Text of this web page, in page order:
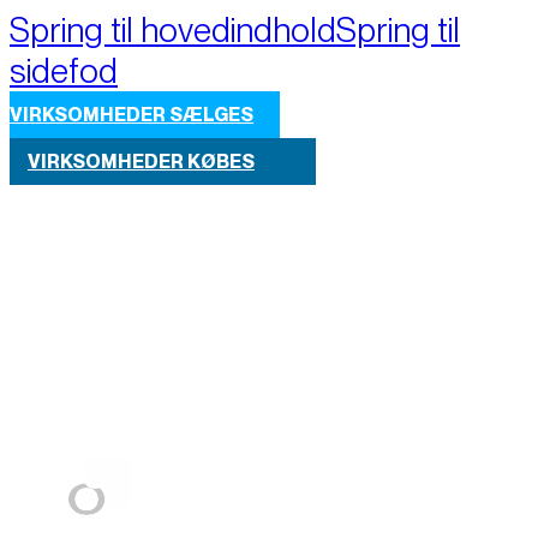
Spring til hovedindholdSpring til
sidefod
VIRKSOMHEDER SÆLGES
VIRKSOMHEDER KØBES